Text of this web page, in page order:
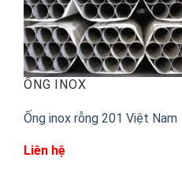
ỐNG INOX
Ống inox rỗng 201 Việt Nam
Liên hệ